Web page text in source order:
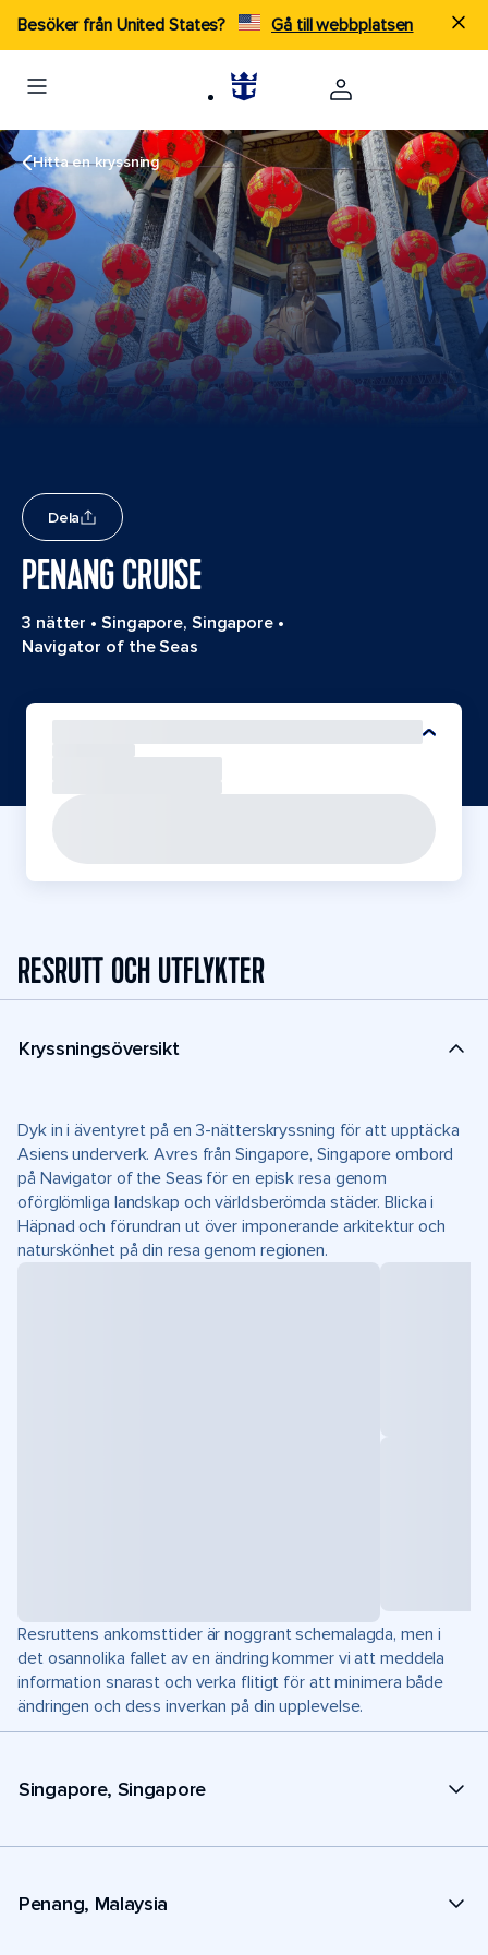
Besöker från United States? Gå till webbplatsen
Hitta en kryssning
Dela
PENANG CRUISE
3 nätter • Singapore, Singapore•
Navigator of the Seas
RESRUTT OCH UTFLYKTER
Kryssningsöversikt
Dyk in i äventyret på en 3-nätterskryssning för att upptäcka
Asiens underverk. Avres från Singapore, Singapore ombord
på Navigator of the Seas för en episk resa genom
oförglömliga landskap och världsberömda städer. Blicka i
Häpnad och förundran ut över imponerande arkitektur och
naturskönhet på din resa genom regionen.
Resruttens ankomsttider är noggrant schemalagda, men i
det osannolika fallet av en ändring kommer vi att meddela
information snarast och verka flitigt för att minimera både
ändringen och dess inverkan på din upplevelse.
Singapore, Singapore
Penang, Malaysia